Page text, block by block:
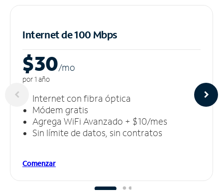
Internet de 100 Mbps
$30/mo
por 1 año
Internet con fibra óptica
Módem gratis
Agrega WiFi Avanzado + $10/mes
Sin límite de datos, sin contratos
Comenzar